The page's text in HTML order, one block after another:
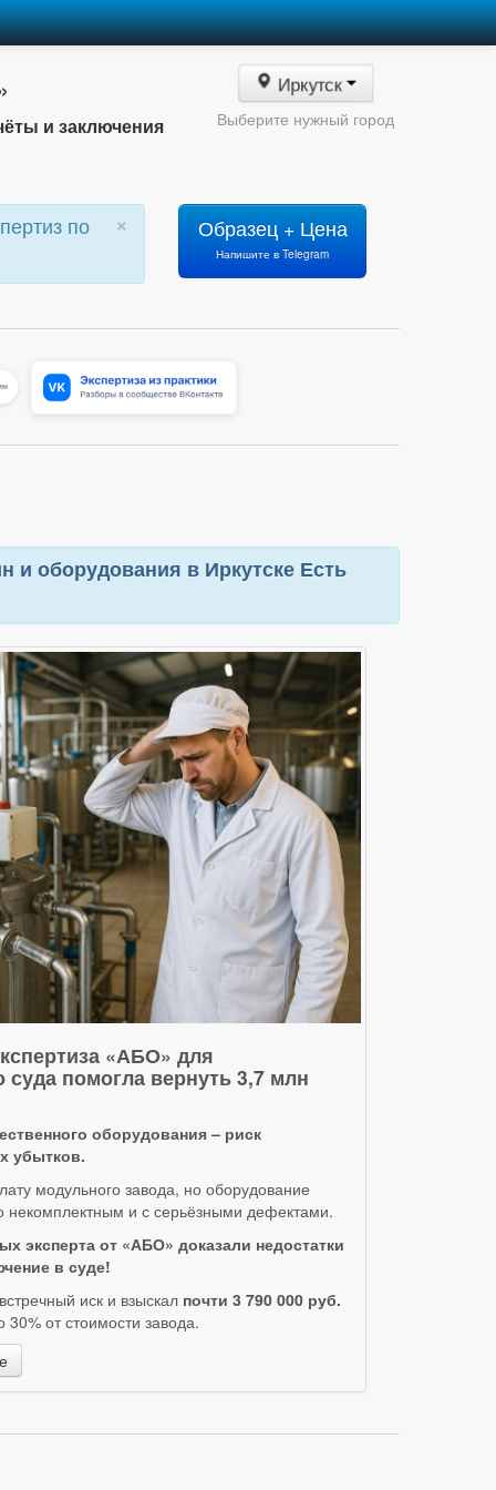
и заключения
Иркутск
Выберите нужный город
×
по Образец + Цена
Напишите в Telegram
оборудования в Иркутске Есть
«АБО» для
суда помогла вернуть 3,7 млн
оборудования – риск
убытков.
модульного завода, но оборудование
некомплектным и с серьёзными дефектами.
эксперта от «АБО» доказали недостатки
в суде!
иск и взыскал почти 3 790 000 руб.
от стоимости завода.